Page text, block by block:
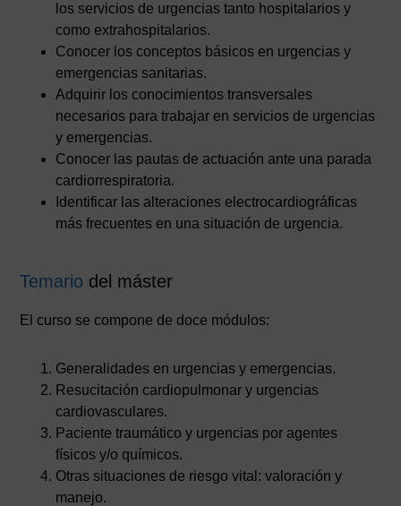
los servicios de urgencias tanto hospitalarios y
como extrahospitalarios.
Conocer los conceptos básicos en urgencias y
emergencias sanitarias.
Adquirir los conocimientos transversales
necesarios para trabajar en servicios de urgencias
y emergencias.
Conocer las pautas de actuación ante una parada
cardiorrespiratoria.
Identificar las alteraciones electrocardiográficas
más frecuentes en una situación de urgencia.
Temario del máster
El curso se compone de doce módulos:
Generalidades en urgencias y emergencias.
Resucitación cardiopulmonar y urgencias
cardiovasculares.
Paciente traumático y urgencias por agentes
físicos y/o químicos.
Otras situaciones de riesgo vital: valoración y
manejo.